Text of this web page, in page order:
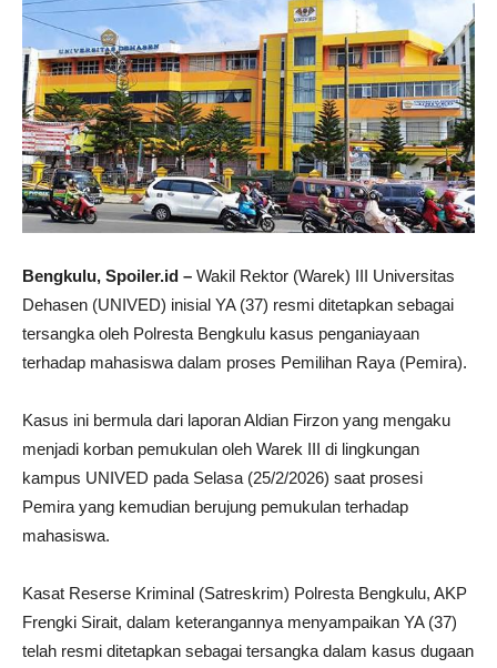
Bengkulu, Spoiler.id – Wakil Rektor (Warek) III Universitas
Dehasen (UNIVED) inisial YA (37) resmi ditetapkan sebagai
tersangka oleh Polresta Bengkulu kasus penganiayaan
terhadap mahasiswa dalam proses Pemilihan Raya (Pemira).
Kasus ini bermula dari laporan Aldian Firzon yang mengaku
menjadi korban pemukulan oleh Warek III di lingkungan
kampus UNIVED pada Selasa (25/2/2026) saat prosesi
Pemira yang kemudian berujung pemukulan terhadap
mahasiswa.
Kasat Reserse Kriminal (Satreskrim) Polresta Bengkulu, AKP
Frengki Sirait, dalam keterangannya menyampaikan YA (37)
telah resmi ditetapkan sebagai tersangka dalam kasus dugaan